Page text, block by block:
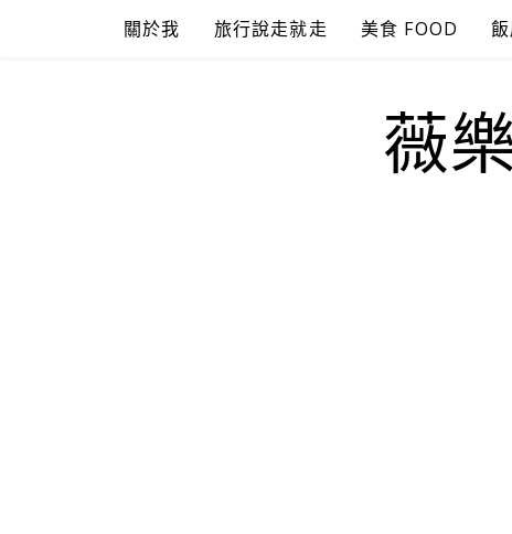
關於我 旅行說走就走 美食 FOOD
薇